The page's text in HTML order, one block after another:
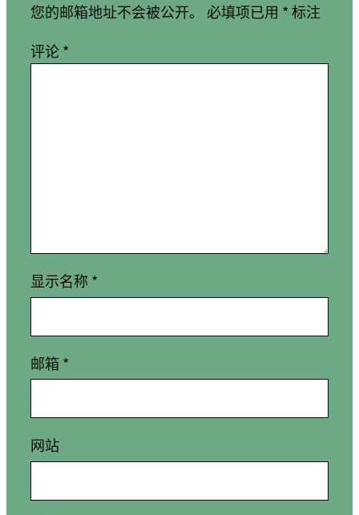
您的邮箱地址不会被公开。 必填项已用 *标注
评论*
显示名称 *
邮箱 *
网站